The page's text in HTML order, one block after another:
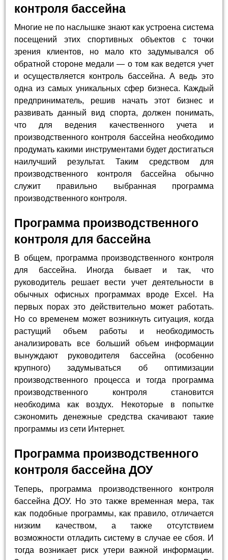
контроля бассейна
Многие не по наслышке знают как устроена система
посещений этих спортивных объектов с точки
зрения клиентов, но мало кто задумывался об
обратной стороне медали — о том как ведется учет
и осуществляется контроль бассейна. А ведь это
одна из самых уникальных сфер бизнеса. Каждый
предприниматель, решив начать этот бизнес и
развивать данный вид спорта, должен понимать,
что для ведения качественного учета и
производственного контроля бассейна необходимо
продумать какими инструментами будет достигаться
наилучший результат. Таким средством для
производственного контроля бассейна обычно
служит правильно выбранная программа
производственного контроля.
Программа производственного
контроля для бассейна
В общем, программа производственного контроля
для бассейна. Иногда бывает и так, что
руководитель решает вести учет деятельности в
обычных офисных программах вроде Excel. На
первых порах это действительно может работать.
Но со временем может возникнуть ситуация, когда
растущий объем работы и необходимость
анализировать все больший объем информации
вынуждают руководителя бассейна (особенно
крупного) задумываться об оптимизации
производственного процесса и тогда программа
производственного контроля становится
необходима как воздух. Некоторые в попытке
сэкономить денежные средства скачивают такие
программы из сети Интернет.
Программа производственного
контроля бассейна ДОУ
Теперь, программа производственного контроля
бассейна ДОУ. Но это также временная мера, так
как подобные программы, как правило, отличается
низким качеством, а также отсутствием
возможности отладить систему в случае ее сбоя. И
тогда возникает риск утери важной информации.